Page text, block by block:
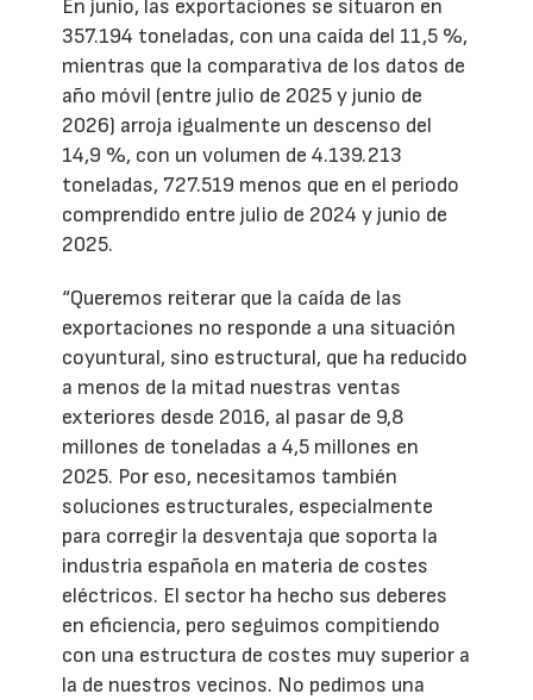
En junio, las exportaciones se situaron en
357.194 toneladas, con una caída del 11,5 %,
mientras que la comparativa de los datos de
año móvil (entre julio de 2025 y junio de
2026) arroja igualmente un descenso del
14,9 %, con un volumen de 4.139.213
toneladas, 727.519 menos que en el periodo
comprendido entre julio de 2024 y junio de
2025.
“Queremos reiterar que la caída de las
exportaciones no responde a una situación
coyuntural, sino estructural, que ha reducido
a menos de la mitad nuestras ventas
exteriores desde 2016, al pasar de 9,8
millones de toneladas a 4,5 millones en
2025. Por eso, necesitamos también
soluciones estructurales, especialmente
para corregir la desventaja que soporta la
industria española en materia de costes
eléctricos. El sector ha hecho sus deberes
en eficiencia, pero seguimos compitiendo
con una estructura de costes muy superior a
la de nuestros vecinos. No pedimos una